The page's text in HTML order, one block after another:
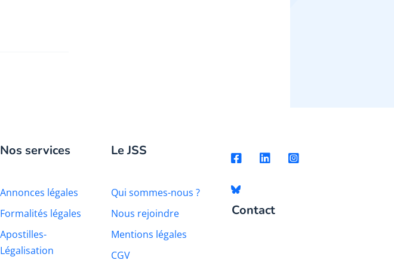
Nos services
Annonces légales
Formalités légales
Apostilles-
Légalisation
Le JSS
Qui sommes-nous ?
Nous rejoindre
Mentions légales
CGV
Contact